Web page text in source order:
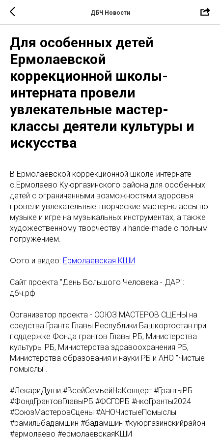
ДБЧ Новости
Для особенных детей
Ермолаевской
коррекционной школы-
интерната провели
увлекательные мастер-
классы деятели культуры и
искусства
В Ермолаевской коррекционной школе-интернате
с.Ермолаево Куюргазинского района для особенных
детей с ограниченными возможностями здоровья
провели увлекательные творческие мастер-классы по
музыке и игре на музыкальных инструментах, а также
художественному творчеству и hande-made с полным
погружением.
Фото и видео: Ермолаевская КШИ
Сайт проекта "День Большого Человека - ДАР":
дбч.рф
Организатор проекта - СОЮЗ МАСТЕРОВ СЦЕНЫ на
средства Гранта Главы Республики Башкортостан при
поддержке Фонда грантов Главы РБ, Министерства
культуры РБ, Министерства здравоохранения РБ,
Министерства образования и науки РБ и АНО "Чистые
помыслы".
#ЛекариДуши #ВсейСемьейНаКонцерт #ГрантыРБ
#ФондГрантовГлавыРБ #ФСГОРБ #нкоГранты2024
#СоюзМастеровСцены #АНОЧистыеПомыслы
#рамильбадамшин #бадамшин #куюргазинскийрайон
#ермолаево #ермолаевскаяКШИ